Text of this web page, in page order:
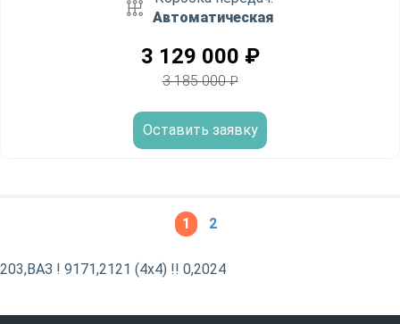
Автоматическая
3 129 000 ₽
3 185 000₽
Оставить заявку
1 2
203,ВАЗ ! 9171,2121 (4x4) !! 0,2024